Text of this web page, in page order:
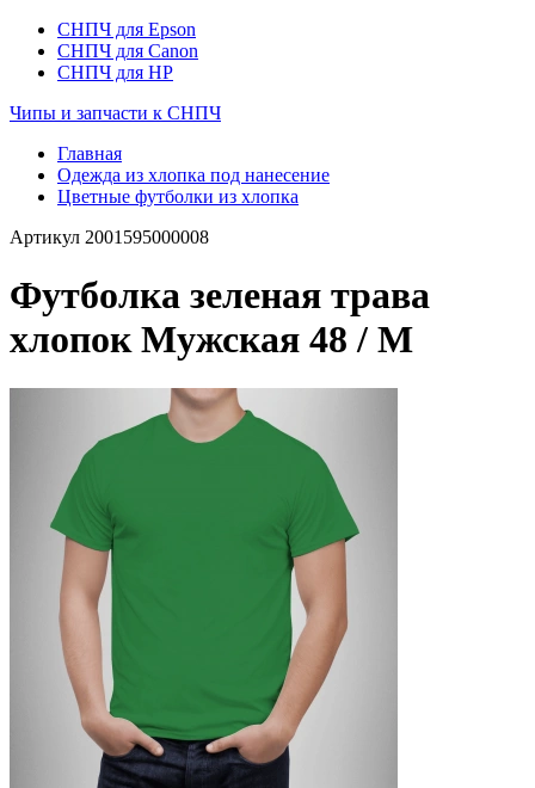
СНПЧ для Epson
СНПЧ для Canon
СНПЧ для HP
Чипы и запчасти к СНПЧ
Главная
Одежда из хлопка под нанесение
Цветные футболки из хлопка
Артикул 2001595000008
Футболка зеленая трава
хлопок Мужская 48 / M